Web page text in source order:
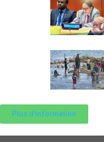
Plus d'information